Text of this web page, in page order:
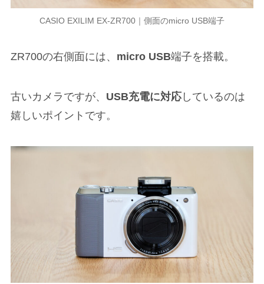
CASIO EXILIM EX-ZR700｜側面のmicro USB端子
ZR700の右側面には、 micro USB端子を搭載。
古いカメラですが、 USB充電に対応しているのは
嬉しいポイントです。